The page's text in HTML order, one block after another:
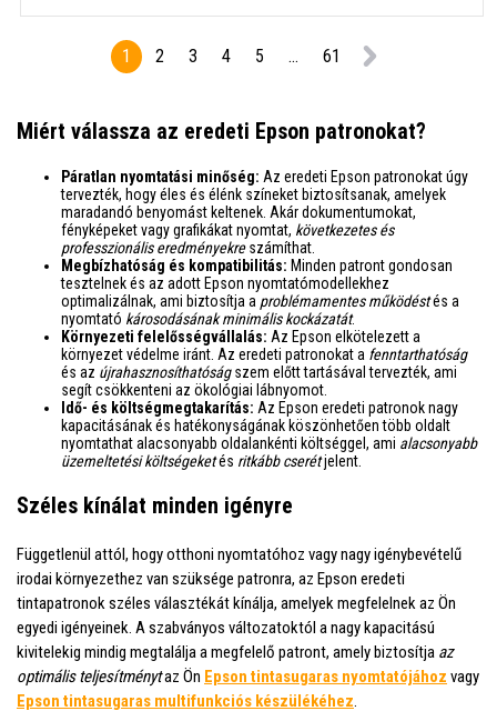
1 2 3 4 5 ... 61
Miért válassza az eredeti Epson patronokat?
Páratlan nyomtatási minőség: Az eredeti Epson patronokat úgy
tervezték, hogy éles és élénk színeket biztosítsanak, amelyek
maradandó benyomást keltenek. Akár dokumentumokat,
fényképeket vagy grafikákat nyomtat, következetes és
professzionális eredményekreszámíthat.
Megbízhatóság és kompatibilitás: Minden patront gondosan
tesztelnek és az adott Epson nyomtatómodellekhez
optimalizálnak, ami biztosítja a problémamentes működéstés a
nyomtató károsodásának minimális kockázatát.
Környezeti felelősségvállalás: Az Epson elkötelezett a
környezet védelme iránt. Az eredeti patronokat a fenntarthatóság
és az újrahasznosíthatóságszem előtt tartásával tervezték, ami
segít csökkenteni az ökológiai lábnyomot.
Idő- és költségmegtakarítás: Az Epson eredeti patronok nagy
kapacitásának és hatékonyságának köszönhetően több oldalt
nyomtathat alacsonyabb oldalankénti költséggel, ami alacsonyabb
üzemeltetési költségeketés ritkább cserétjelent.
Széles kínálat minden igényre
Függetlenül attól, hogy otthoni nyomtatóhoz vagy nagy igénybevételű
irodai környezethez van szüksége patronra, az Epson eredeti
tintapatronok széles választékát kínálja, amelyek megfelelnek az Ön
egyedi igényeinek. A szabványos változatoktól a nagy kapacitású
kivitelekig mindig megtalálja a megfelelő patront, amely biztosítja az
optimális teljesítménytaz Ön Epson tintasugaras nyomtatójához vagy
Epson tintasugaras multifunkciós készülékéhez.